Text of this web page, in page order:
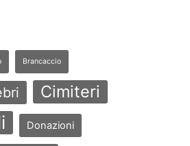
Brancaccio
Cimiteri
Donazioni